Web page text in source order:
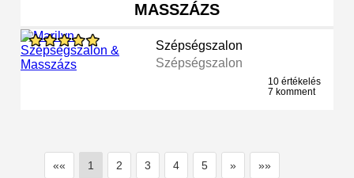
MASSZÁZS
Szépségszalon
Szépségszalon
10 értékelés
7 komment
«« 1 2 3 4 5 » »»